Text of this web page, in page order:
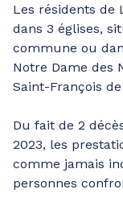
Les résidents de
dans 3 églises,
commune ou
Notre Dame des
Saint-François de
Du fait de 2
2023, les
comme jamais
personnes